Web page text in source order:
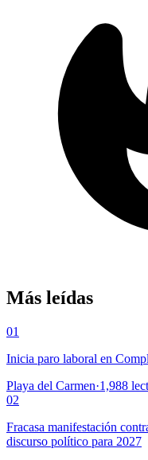
Más leídas
01
Inicia paro laboral en
Playa del Carmen·1,988
02
Fracasa manifestación
discurso político para 2027